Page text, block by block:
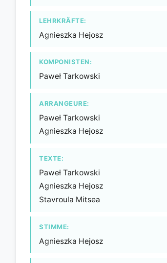
LEHRKRÄFTE:
Agnieszka Hejosz
KOMPONISTEN:
Paweł Tarkowski
ARRANGEURE:
Paweł Tarkowski
Agnieszka Hejosz
TEXTE:
Paweł Tarkowski
Agnieszka Hejosz
Stavroula Mitsea
STIMME:
Agnieszka Hejosz